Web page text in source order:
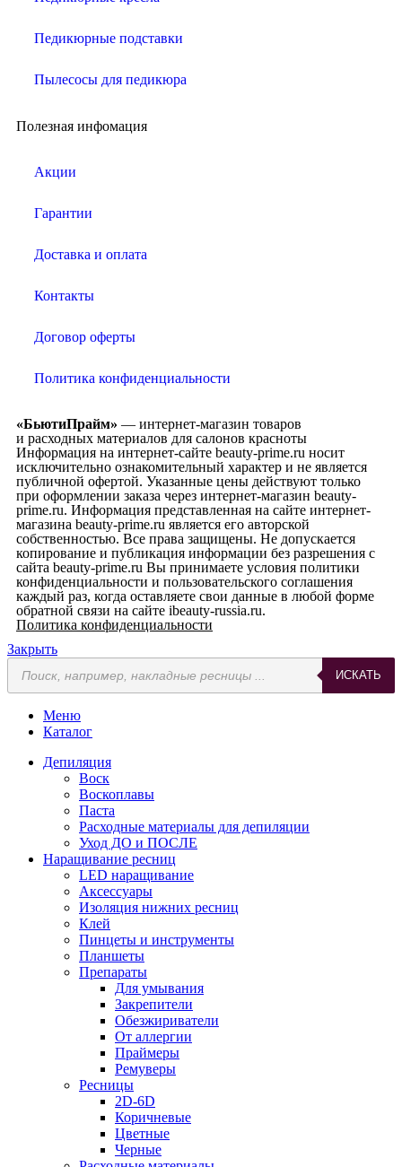
Педикюрные подставки
Пылесосы для педикюра
Полезная инфомация
Акции
Гарантии
Доставка и оплата
Контакты
Договор оферты
Политика конфиденциальности
«БьютиПрайм» — интернет-магазин товаров
и расходных материалов для салонов красноты
Информация на интернет-сайте beauty-prime.ru носит
исключительно ознакомительный характер и не является
публичной офертой. Указанные цены действуют только
при оформлении заказа через интернет-магазин beauty-
prime.ru. Информация представленная на сайте интернет-
магазина beauty-prime.ru является его авторской
собственностью. Все права защищены. Не допускается
копирование и публикация информации без разрешения с
сайта beauty-prime.ru Вы принимаете условия политики
конфиденциальности и пользовательского соглашения
каждый раз, когда оставляете свои данные в любой форме
обратной связи на сайте ibeauty-russia.ru.
Политика конфиденциальности
Закрыть
ИСКАТЬ
Меню
Каталог
Депиляция
Воск
Воскоплавы
Паста
Расходные материалы для депиляции
Уход ДО и ПОСЛЕ
Наращивание ресниц
LED наращивание
Аксессуары
Изоляция нижних ресниц
Клей
Пинцеты и инструменты
Планшеты
Препараты
Для умывания
Закрепители
Обезжириватели
От аллергии
Праймеры
Ремуверы
Ресницы
2D-6D
Коричневые
Цветные
Черные